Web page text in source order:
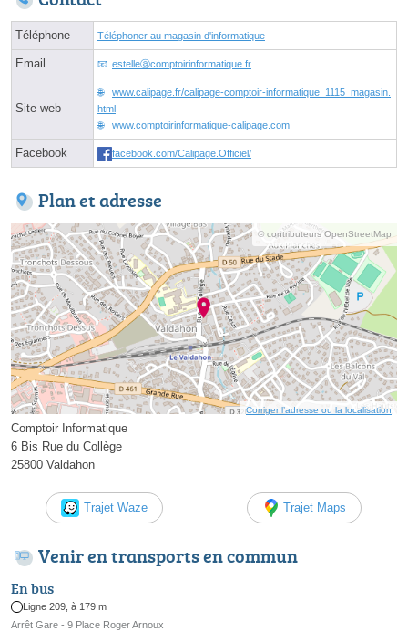
Téléphone Téléphoner au magasin d'informatique
Email estelleⓐcomptoirinformatique.fr
Site web
www.calipage.fr/calipage-comptoir-informatique_1115_magasin.
html
www.comptoirinformatique-calipage.com
Facebook facebook.com/Calipage.Officiel/
Plan et adresse
© contributeurs OpenStreetMap
Corriger l’adresse ou la localisation
Comptoir Informatique
6 Bis Rue du Collège
25800 Valdahon
Trajet Waze Trajet Maps
Venir en transports en commun
En bus
Ligne 209, à 179 m
Arrêt Gare - 9 Place Roger Arnoux